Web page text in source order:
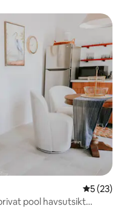
5 av 5 i
5 (23)
pool havsutsikt